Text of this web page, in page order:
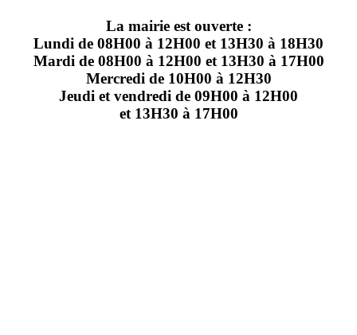
La mairie est ouverte :
Lundi de 08H00 à 12H00 et 13H30 à 18H30
Mardi de 08H00 à 12H00 et 13H30 à 17H00
Mercredi de 10H00 à 12H30
Jeudi et vendredi de 09H00 à 12H00
et 13H30 à 17H00